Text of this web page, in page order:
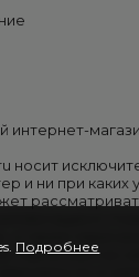
интернет-
носит
и ни при каких
и
а также
на
от
Подробнее